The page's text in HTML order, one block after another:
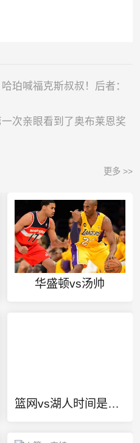
珀喊福克斯叔叔！后者：
次亲眼看到了奥布莱恩奖
更多 >>
华盛顿vs汤帅
篮网vs湖人时间是在凌晨吗